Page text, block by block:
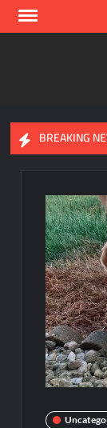
Skip
BREAKING
hasta 2031